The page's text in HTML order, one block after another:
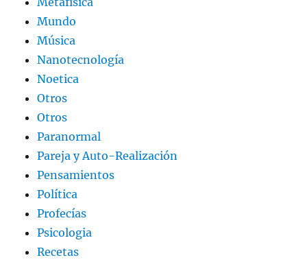
Mundo
Música
Nanotecnología
Noetica
Otros
Otros
Paranormal
Pareja y Auto-Realización
Pensamientos
Política
Profecías
Psicologia
Recetas